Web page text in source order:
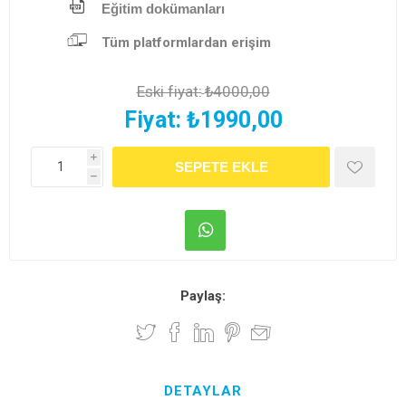
Eğitim dokümanları
Tüm platformlardan erişim
Eski fiyat:₺4000,00
Fiyat: ₺1990,00
i
h
Paylaş:
DETAYLAR